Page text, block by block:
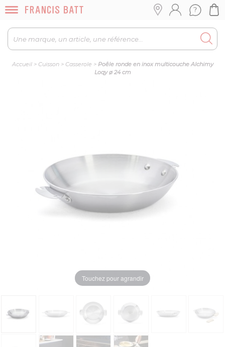
Accueil> Cuisson> Casserole > Poêle ronde en inox multicouche Alchimy
Loqy ø 24 cm
Touchez pour agrandir